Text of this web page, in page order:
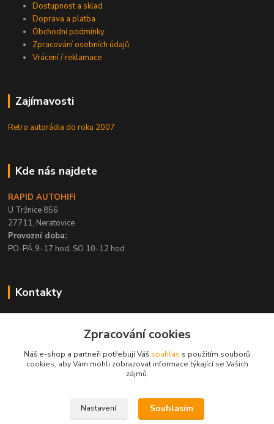
Dostupnost a sklad
Doprava a platba
Obchodní podmínky
Zpracování osobních údajů
Vrácení / reklamace
Zajímavosti
Retro autorádia do roku 2007
Kde nás najdete
RAPID AUTOHIFI
U Tržnice 856
27711, Neratovice
Provozní doba:
PO-PÁ 9-17 hod, SO 10-12 hod
Kontakty
PO-PÁ / 9-17 hod, SO 10-12 hod
info@rapid-autohifi.com
Zpracování cookies
Náš e-shop a partneři potřebují Váš souhlas s použitím souborů
cookies, aby Vám mohli zobrazovat informace týkající se Vašich
zájmů.
Nastavení Souhlasím